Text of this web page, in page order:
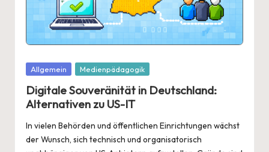
Posted
Allgemein Medienpädagogik
Digitale Souveränität in Deutschland:
Alternativen zu US-IT
In vielen Behörden und öffentlichen Einrichtungen wächst
der Wunsch, sich technisch und organisatorisch